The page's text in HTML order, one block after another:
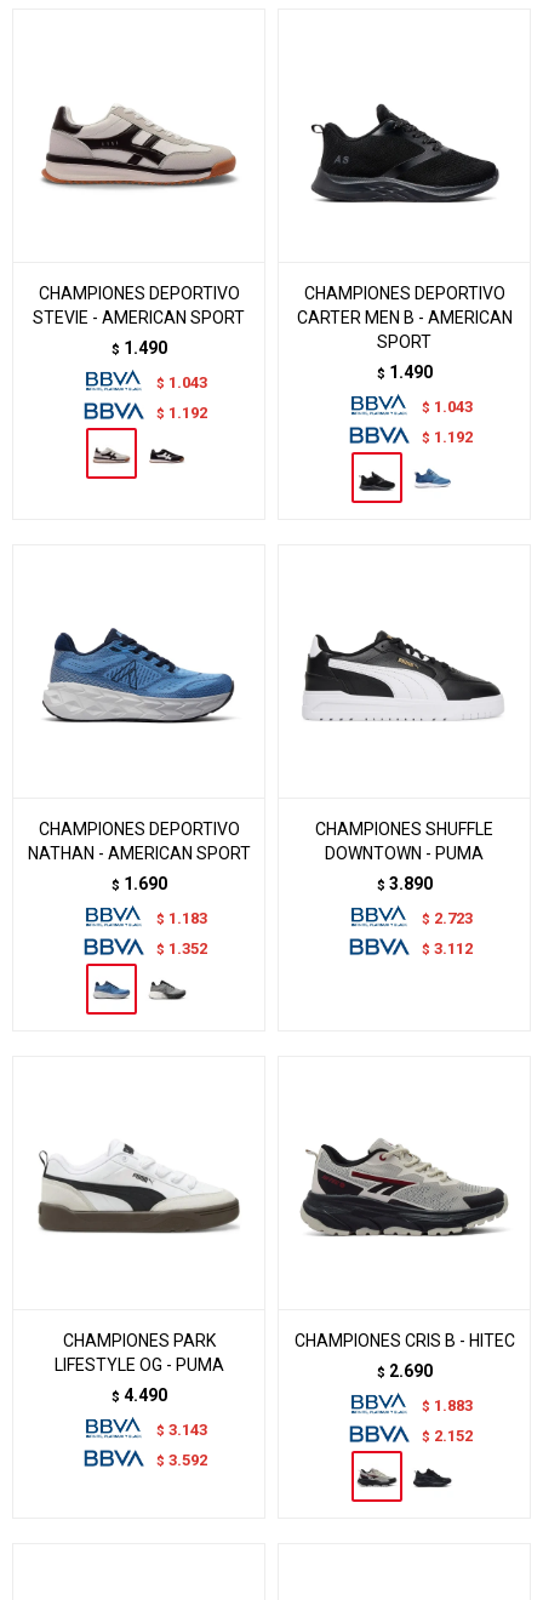
CHAMPIONES DEPORTIVO
STEVIE - AMERICAN SPORT
$ 1.490
$ 1.043
$ 1.192
CHAMPIONES DEPORTIVO
CARTER MEN B - AMERICAN
SPORT
$ 1.490
$ 1.043
$ 1.192
CHAMPIONES DEPORTIVO
NATHAN - AMERICAN SPORT
$ 1.690
$ 1.183
$ 1.352
CHAMPIONES SHUFFLE
DOWNTOWN - PUMA
$ 3.890
$ 2.723
$ 3.112
CHAMPIONES PARK
LIFESTYLE OG - PUMA
$ 4.490
$ 3.143
$ 3.592
CHAMPIONES CRIS B - HITEC
$ 2.690
$ 1.883
$ 2.152